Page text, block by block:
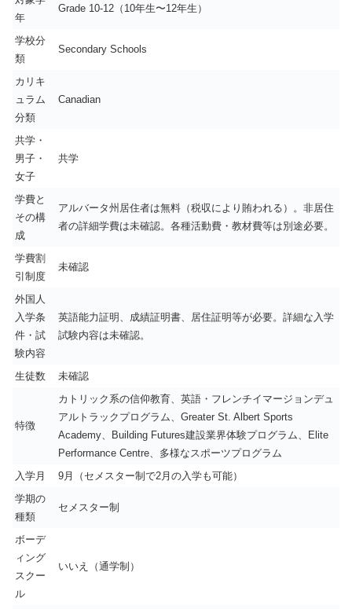
年
Grade 10-12（10年生〜12年生）
学校分
類
Secondary Schools
カリキ
ュラム
分類
Canadian
共学・
男子・
女子
共学
学費と
その構
成
アルバータ州居住者は無料（税収により賄われる）。非居住
者の詳細学費は未確認。各種活動費・教材費等は別途必要。
学費割
引制度
未確認
外国人
入学条
件・試
験内容
英語能力証明、成績証明書、居住証明等が必要。詳細な入学
試験内容は未確認。
生徒数 未確認
特徴
カトリック系の信仰教育、英語・フレンチイマージョンデュ
アルトラックプログラム、Greater St. Albert Sports
Academy、Building Futures建設業界体験プログラム、Elite
Performance Centre、多様なスポーツプログラム
入学月
9月（セメスター制で2月の入学も可能）
学期の
種類
セメスター制
ボーデ
ィング
スクー
ル
いいえ（通学制）